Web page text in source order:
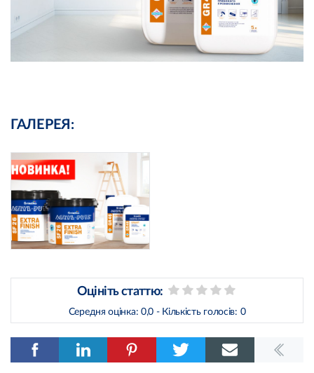
ГАЛЕРЕЯ:
Оцініть статтю:
Середня оцінка: 0,0 - Кількість голосів: 0